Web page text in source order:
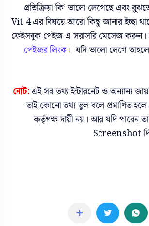
প্রতিক্রিয়া কি’ ভালো লেগেছে এবং
Vit 4 এর বিষয়ে আরো কিছু জানার ইচ্ছা
ফেইসবুক পেইজ এ সরাসরি মেসেজ
পেইজর লিংক। যদি ভালো লেগে
নোট: এই সব তথ্য ইন্টারনেট ও অন্যান্য
তাই কোনো তথ্য ভুল বলে প্রমাণিত
কর্তৃপক্ষ দায়ী নয়। আর যদি পারেন
Screenshot